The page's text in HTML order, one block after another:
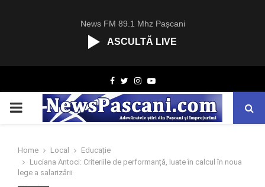
News FM 89.1 Mhz Pașcani
ASCULTĂ LIVE
Facebook
TwitterInstagram
Youtube
PRIMARY
Home Local
Educație
Luciana Antoci: Criteriile de performanță, luate în calcul în noua
lege a salarizării